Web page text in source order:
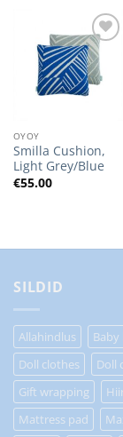
Lisa
soovilisti
OYOY
Smilla Cushion,
Light Grey/Blue
€55.00
SILDID
Allahindlus Baby
Doll clothes
Doll
Gift wrapping
Mattress pad